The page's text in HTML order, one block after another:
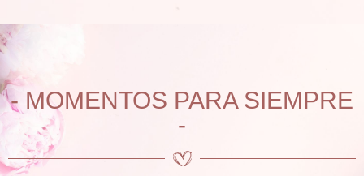
- MOMENTOS PARA SIEMPRE
-